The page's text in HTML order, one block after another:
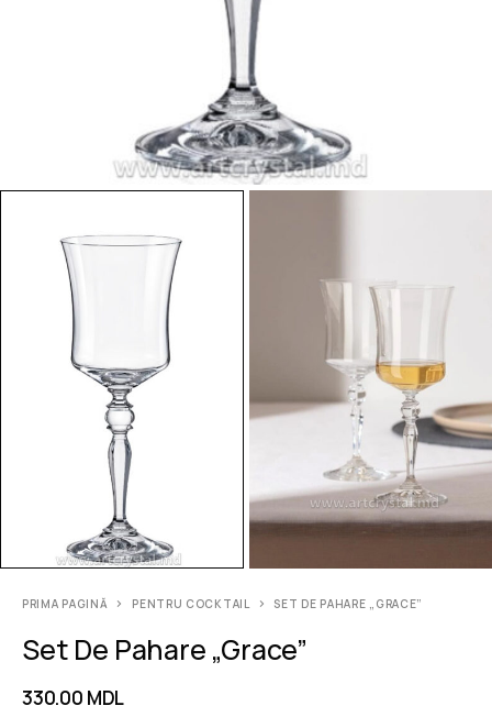
PRIMA PAGINĂ PENTRU COCKTAIL SET DE PAHARE „GRACE”
Set De Pahare „Grace”
330.00 MDL